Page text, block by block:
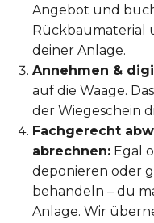
Angebot und
Rückbaumaterial
deiner Anlage.
Annehmen &
auf die Waage.
der Wiegeschein
Fachgerecht
abrechnen: Egal
deponieren oder
behandeln – du
Anlage. Wir